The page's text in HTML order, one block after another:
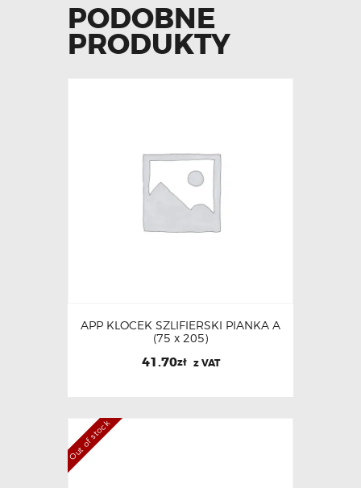
PODOBNE
PRODUKTY
APP KLOCEK SZLIFIERSKI PIANKA A
(75 x 205)
41.70zł z VAT
Out of stock